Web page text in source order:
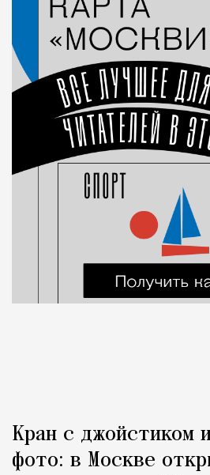
Кран с джойстиком
фото: в Москве